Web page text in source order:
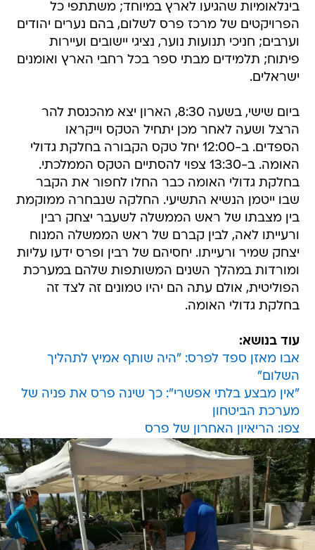
בינלאומיות שהגיעו לארץ במיוחד; משתתפי כל
הפרויקטים של מרכז פרס לשלום, בהם נערים יהודים
וערבים; חניכי תנועות נוער, נציגי יישובים ועיירות
פיתוח; תלמידים מבתי ספר בכל רחבי הארץ ואומנים
ישראלים.
ביום שישי, בשעה 8:30, הארון יצא מהכנסת להר
הרצל ושעה לאחר מכן יתחיל הטקס וייקראו
הספדים. ב-12:00 יחל טקס הקבורה בחלקת גדולי
האומה. ב-13:30 צפוי להסתיים הטקס הממלכתי.
בחלקת גדולי האומה כבר החלו לחפור את הקבר
שבו ייטמן הנשיא התשיעי. החלקה שנבחרה ממוקמת
בין מצבתו של ראש הממשלה לשעבר יצחק רבין
ורעייתו לאה, לבין קברם של ראש הממשלה המנוח
יצחק שמיר ורעייתו. יחסיהם של רבין ופרס ידעו עליות
ומורדות במהלך השנים המשותפות שלהם במערכת
הפוליטית, אולם עתה הם יהיו טמונים זה לצד זה
בחלקת גדולי האומה.
עוד בנושא:
אבו מאזן ספד לפרס: "היה שותף אמיץ לתהליך
השלום"
"אין מבצע בלתי אפשרי": כך שינה פרס את פניה של
מערכת הביטחון
צפו: הריאיון האחרון של פרס